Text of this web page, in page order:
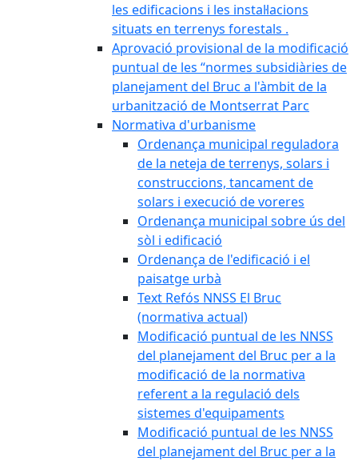
les edificacions i les instal·lacions
situats en terrenys forestals .
Aprovació provisional de la modificació
puntual de les “normes subsidiàries de
planejament del Bruc a l'àmbit de la
urbanització de Montserrat Parc
Normativa d'urbanisme
Ordenança municipal reguladora
de la neteja de terrenys, solars i
construccions, tancament de
solars i execució de voreres
Ordenança municipal sobre ús del
sòl i edificació
Ordenança de l'edificació i el
paisatge urbà
Text Refós NNSS El Bruc
(normativa actual)
Modificació puntual de les NNSS
del planejament del Bruc per a la
modificació de la normativa
referent a la regulació dels
sistemes d'equipaments
Modificació puntual de les NNSS
del planejament del Bruc per a la